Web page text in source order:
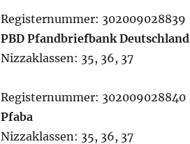
Registernummer: 302009028839
PBD Pfandbriefbank Deutschland
Nizzaklassen: 35, 36, 37
Registernummer: 302009028840
Pfaba
Nizzaklassen: 35, 36, 37